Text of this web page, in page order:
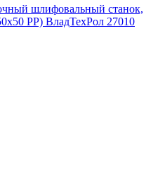
шлифовальный станок,
PP) ВладТехРол 27010